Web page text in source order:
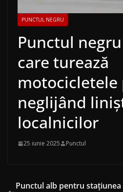
PUNCTUL NEGRU
Punctul
care turează
motocicletele
neglijând
localnicilor
25 iunie 2025 Punctul
Punctul alb pentru stațiunea